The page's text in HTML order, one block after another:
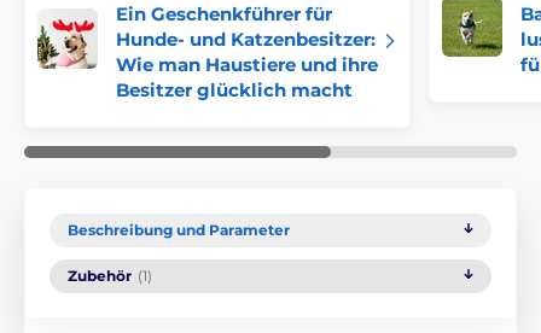
Ein Geschenkführer für
Hunde- und Katzenbesitzer:
Wie man Haustiere und ihre
Besitzer glücklich macht
Beschreibung und Parameter
Zubehör (1)